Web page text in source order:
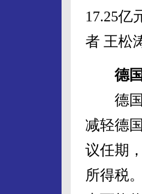
17.25亿
者 王松
德
德国
减轻德
议任期
所得税